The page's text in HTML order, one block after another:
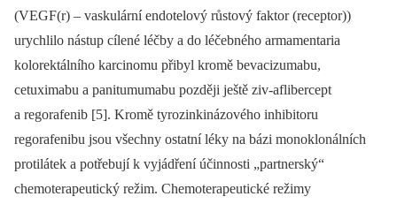
(VEGF(r) –⁠ vaskulární endotelový růstový faktor (receptor))
urychlilo nástup cílené léčby a do léčebného armamentaria
kolorektálního karcinomu přibyl kromě bevacizumabu,
cetuximabu a panitumumabu později ještě ziv-aflibercept
a regorafenib [5]. Kromě tyrozinkinázového inhibitoru
regorafenibu jsou všechny ostatní léky na bázi monoklonálních
protilátek a potřebují k vyjádření účinnosti „partnerský“
chemoterapeutický režim. Chemoterapeutické režimy